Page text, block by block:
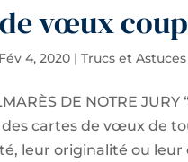
vœux
Fév 4, 2020 |Trucs et Astuces
DE NOTRE
cartes de vœux de
leur originalité ou